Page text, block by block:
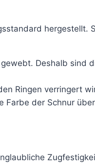
hergestellt.
Deshalb sind
Ringen verringert
der Schnur